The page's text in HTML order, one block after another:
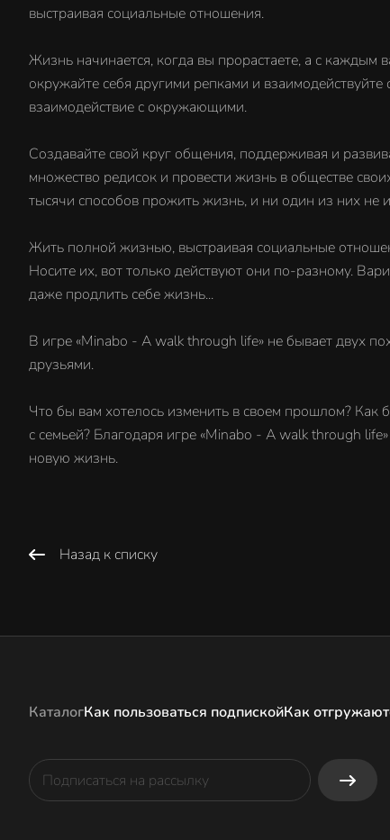
выстраивая социальные отношения.
Жизнь начинается, когда вы прорастаете, а с
окружайте себя другими репками и
взаимодействие с окружающими.
Создавайте свой круг общения, поддерживая и
множество редисок и провести жизнь в обществе
тысячи способов прожить жизнь, и ни один из них не
Жить полной жизнью, выстраивая социальные
Носите их, вот только действуют они по-разному.
даже продлить себе жизнь...
В игре «Minabo - A walk through life» не бывает двух
друзьями.
Что бы вам хотелось изменить в своем прошлом? Как
с семьей? Благодаря игре «Minabo - A walk through
новую жизнь.
Назад к списку
КаталогКак пользоваться подпискойКак